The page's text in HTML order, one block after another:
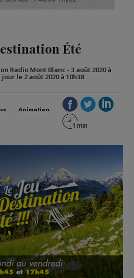
Été
Radio Mont Blanc - 3 août 2020 à
jour le 2 août 2020 à 10h38
Animation